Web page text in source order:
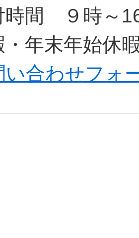
時間 ９時～
・年末年始休
い合わせフォ